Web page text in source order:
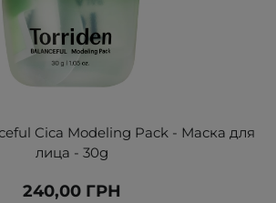
Cica Modeling Pack - Маска для
лица - 30g
240,00 ГРН